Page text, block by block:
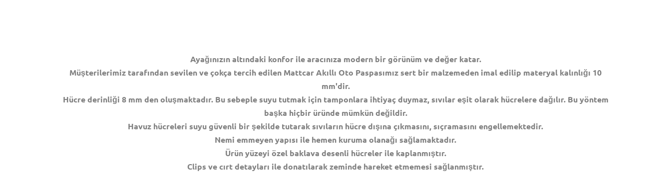
Ayağınızın altındaki konfor ile aracınıza modern bir görünüm ve değer katar.
Müşterilerimiz tarafından sevilen ve çokça tercih edilen Mattcar Akıllı Oto Paspasımız sert bir malzemeden imal edilip materyal kalınlığı 10
mm'dir.
Hücre derinliği 8 mm den oluşmaktadır. Bu sebeple suyu tutmak için tamponlara ihtiyaç duymaz, sıvılar eşit olarak hücrelere dağılır. Bu yöntem
başka hiçbir üründe mümkün değildir.
Havuz hücreleri suyu güvenli bir şekilde tutarak sıvıların hücre dışına çıkmasını, sıçramasını engellemektedir.
Nemi emmeyen yapısı ile hemen kuruma olanağı sağlamaktadır.
Ürün yüzeyi özel baklava desenli hücreler ile kaplanmıştır.
Clips ve cırt detayları ile donatılarak zeminde hareket etmemesi sağlanmıştır.